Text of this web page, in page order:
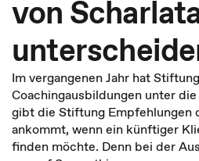
von
Im vergangenen Jahr hat
Coachingausbildungen unter
gibt die Stiftung Empfehlungen
ankommt, wenn ein künftiger
finden möchte. Denn bei der